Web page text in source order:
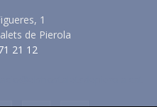
1
de Pierola
21 12